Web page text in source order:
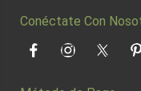
Conéctate Con
FacebookInstagramTwitter